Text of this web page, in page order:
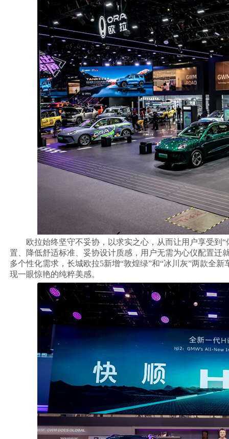
欧拉始终坚守不妥协，以求实之心，从而让用户享受到
置、降低舒适标准、妥协设计质感，用户无需为心仪配置迁
多个性化需求，长城欧拉5新增“敦煌绿”和“冰川灰”两款全
现一眼惊艳的纯粹美感。